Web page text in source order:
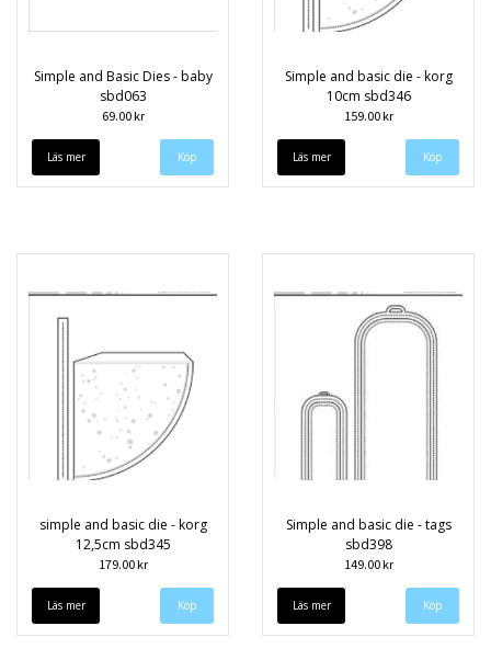
Simple and Basic Dies - baby
sbd063
69.00 kr
Läs mer
Simple and basic die - korg
10cm sbd346
159.00 kr
Läs mer
simple and basic die - korg
12,5cm sbd345
179.00 kr
Läs mer
Simple and basic die - tags
sbd398
149.00 kr
Läs mer